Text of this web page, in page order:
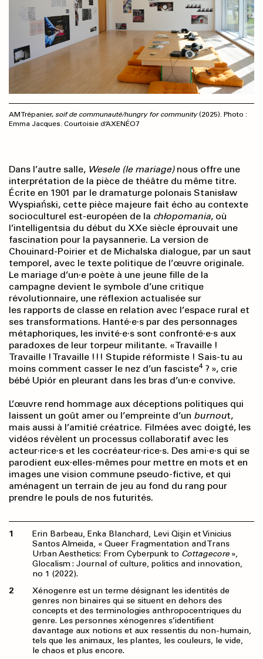
AM Trépanier, soif de communauté/hungry for community(2025). Photo :
Emma Jacques. Courtoisie d’AXENÉO7
Dans l’autre salle, Wesele (le mariage)nous offre une
interprétation de la pièce de théâtre du même titre.
Écrite en 1901 par le dramaturge polonais Stanisław
Wyspiański, cette pièce majeure fait écho au contexte
socioculturel est-européen de la chłopomania, où
l’intelligentsia du début du XXe siècle éprouvait une
fascination pour la paysannerie. La version de
Chouinard-Poirier et de Michalska dialogue, par un saut
temporel, avec le texte politique de l’œuvre originale.
Le mariage d’un·e poète à une jeune fille de la
campagne devient le symbole d’une critique
révolutionnaire, une réflexion actualisée sur
les rapports de classe en relation avec l’espace rural et
ses transformations. Hanté·e·s par des personnages
métaphoriques, les invité·e·s sont confronté·e·s aux
paradoxes de leur torpeur militante. « Travaille !
Travaille ! Travaille !!! Stupide réformiste ! Sais-tu au
moins comment casser le nez d’un fasciste4 ? », crie
bébé Upiór en pleurant dans les bras d’un·e convive.
L’œuvre rend hommage aux déceptions politiques qui
laissent un goût amer ou l’empreinte d’un burnout,
mais aussi à l’amitié créatrice. Filmées avec doigté, les
vidéos révèlent un processus collaboratif avec les
acteur·rice·s et les cocréateur·rice·s. Des ami·e·s qui se
parodient eux·elles-mêmes pour mettre en mots et en
images une vision commune pseudo-fictive, et qui
aménagent un terrain de jeu au fond du rang pour
prendre le pouls de nos futurités.
Erin Barbeau, Enka Blanchard, Levi Qişin et Vinicius
Santos Almeida, « Queer Fragmentation and Trans
Urban Aesthetics: From Cyberpunk to Cottagecore »,
Glocalism : Journal of culture, politics and innovation,
no 1 (2022).
Xénogenre est un terme désignant les identités de
genres non binaires qui se situent en dehors des
concepts et des terminologies anthropocentriques du
genre. Les personnes xénogenres s’identifient
davantage aux notions et aux ressentis du non-humain,
tels que les animaux, les plantes, les couleurs, le vide,
le chaos et plus encore.